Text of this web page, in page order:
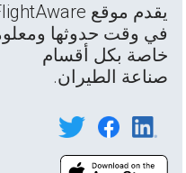
في وقت حدوثها
خاصة بكل أقسام
صناعة الطيران.